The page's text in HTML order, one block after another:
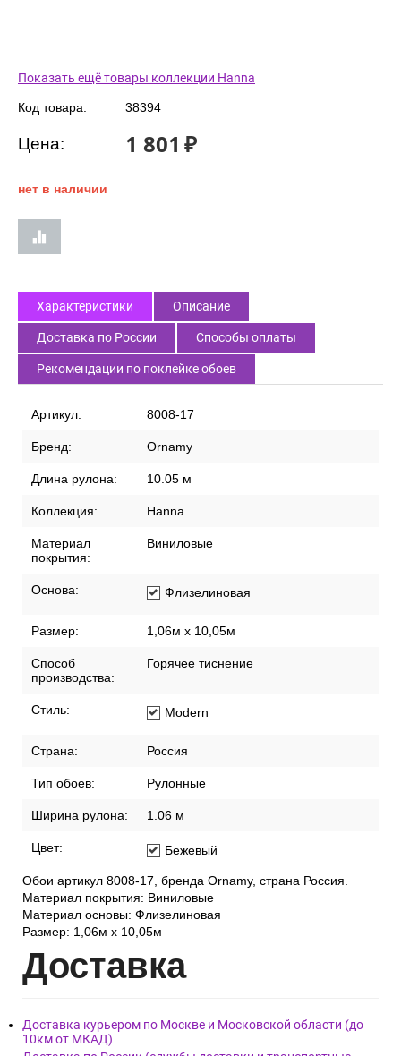
Показать ещё товары коллекции Hanna
Код товара: 38394
Цена: 1 801 ₽
нет в наличии
Характеристики Описание
Доставка по России Способы оплаты
Рекомендации по поклейке обоев
Артикул: 8008-17
Бренд: Ornamy
Длина рулона: 10.05 м
Коллекция: Hanna
Материал
покрытия:
Виниловые
Основа: Флизелиновая
Размер: 1,06м х 10,05м
Способ
производства:
Горячее тиснение
Стиль: Modern
Страна: Россия
Тип обоев: Рулонные
Ширина рулона: 1.06 м
Цвет: Бежевый
Обои артикул 8008-17, бренда Ornamy, страна Россия.
Материал покрытия: Виниловые
Материал основы: Флизелиновая
Размер: 1,06м х 10,05м
Доставка
Доставка курьером по Москве и Московской области (до
10км от МКАД)